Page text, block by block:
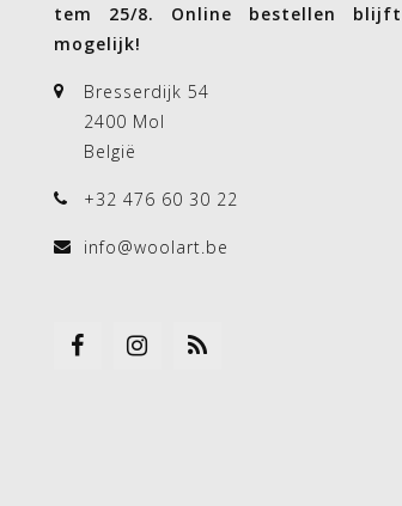
tem 25/8. Online bestellen blijft
mogelijk!
Bresserdijk 54
2400 Mol
België
+32 476 60 30 22
info@woolart.be